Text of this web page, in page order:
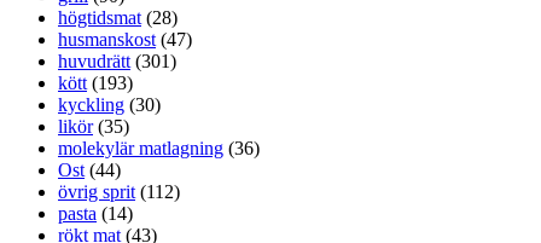
högtidsmat (28)
husmanskost (47)
huvudrätt (301)
kött (193)
kyckling (30)
likör(35)
molekylär matlagning (36)
Ost (44)
övrig sprit (112)
pasta (14)
rökt mat (43)